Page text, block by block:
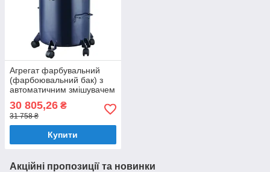
Агрегат фарбувальний
(фарбоювальний бак) з
автоматичним змішувачем
30 805,26 ₴
31 758 ₴
Купити
Акційні пропозиції та новинки